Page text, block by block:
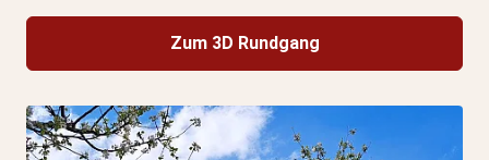
Zum 3D Rundgang